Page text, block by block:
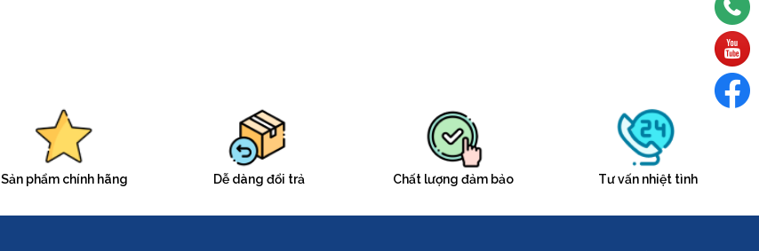
Sản phẩm chính hãng Dễ dàng đổi trả Chất lượng đảm bảo Tư vấn nhiệt tình